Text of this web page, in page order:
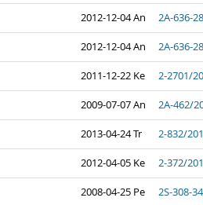
2012-12-04 An 2A-636-
2012-12-04 An 2A-636-
2011-12-22 Ke 2-2701/
2009-07-07 An 2A-462/
2013-04-24 Tr 2-832/
2012-04-05 Ke 2-372/
2008-04-25 Pe 2S-308-